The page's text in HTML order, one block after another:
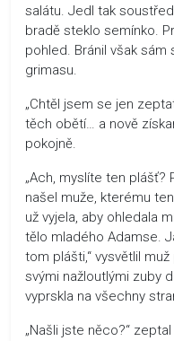
salátu. Jedl tak
bradě steklo semínko.
pohled. Bránil však
grimasu.
„Chtěl jsem se jen
těch obětí… a nově
pokojně.
„Ach, myslíte ten plášť?
našel muže, kterému
už vyjela, aby ohledala
tělo mladého Adamse.
tom plášti,“ vysvětlil
svými nažloutlými zuby
vyprskla na všechny
„Našli jste něco?“